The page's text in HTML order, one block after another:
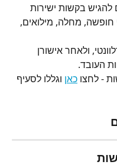
בקשות ישירות
חופשה, מחלה, מילואים,
ולאחר אישורן
העובד.
- לחצו כאן וגללו לסעיף